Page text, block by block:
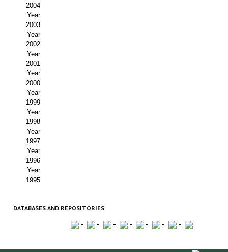
2004
Year
2003
Year
2002
Year
2001
Year
2000
Year
1999
Year
1998
Year
1997
Year
1996
Year
1995
DATABASES AND REPOSITORIES
- - - - - - -